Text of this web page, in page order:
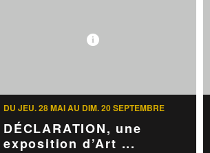
DU JEU. 28 MAI AU DIM. 20 SEPTEMBRE
DÉCLARATION, une
exposition d’Art ...